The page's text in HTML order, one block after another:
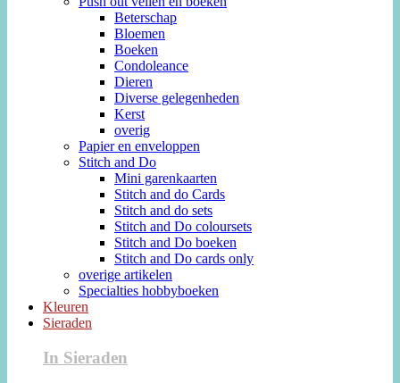
Beterschap
Bloemen
Boeken
Condoleance
Dieren
Diverse gelegenheden
Kerst
overig
Papier en enveloppen
Stitch and Do
Mini garenkaarten
Stitch and do Cards
Stitch and do sets
Stitch and Do coloursets
Stitch and Do boeken
Stitch and Do cards only
overige artikelen
Specialties hobbyboeken
Kleuren
Sieraden
In Sieraden